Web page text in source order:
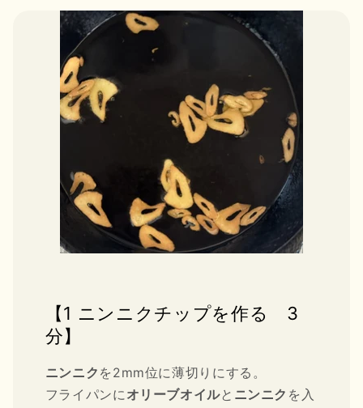
【1 ニンニクチップを作る 3
分】
ニンニク を2mm位に薄切りにする。
フライパンにオリーブオイルと ニンニク を入